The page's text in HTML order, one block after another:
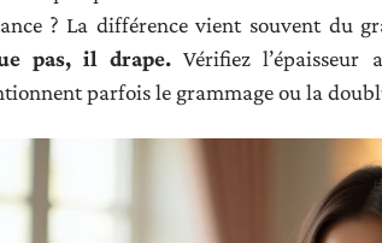
? La différence vient souvent du
pas, il drape. Vérifiez
parfois le grammage ou la